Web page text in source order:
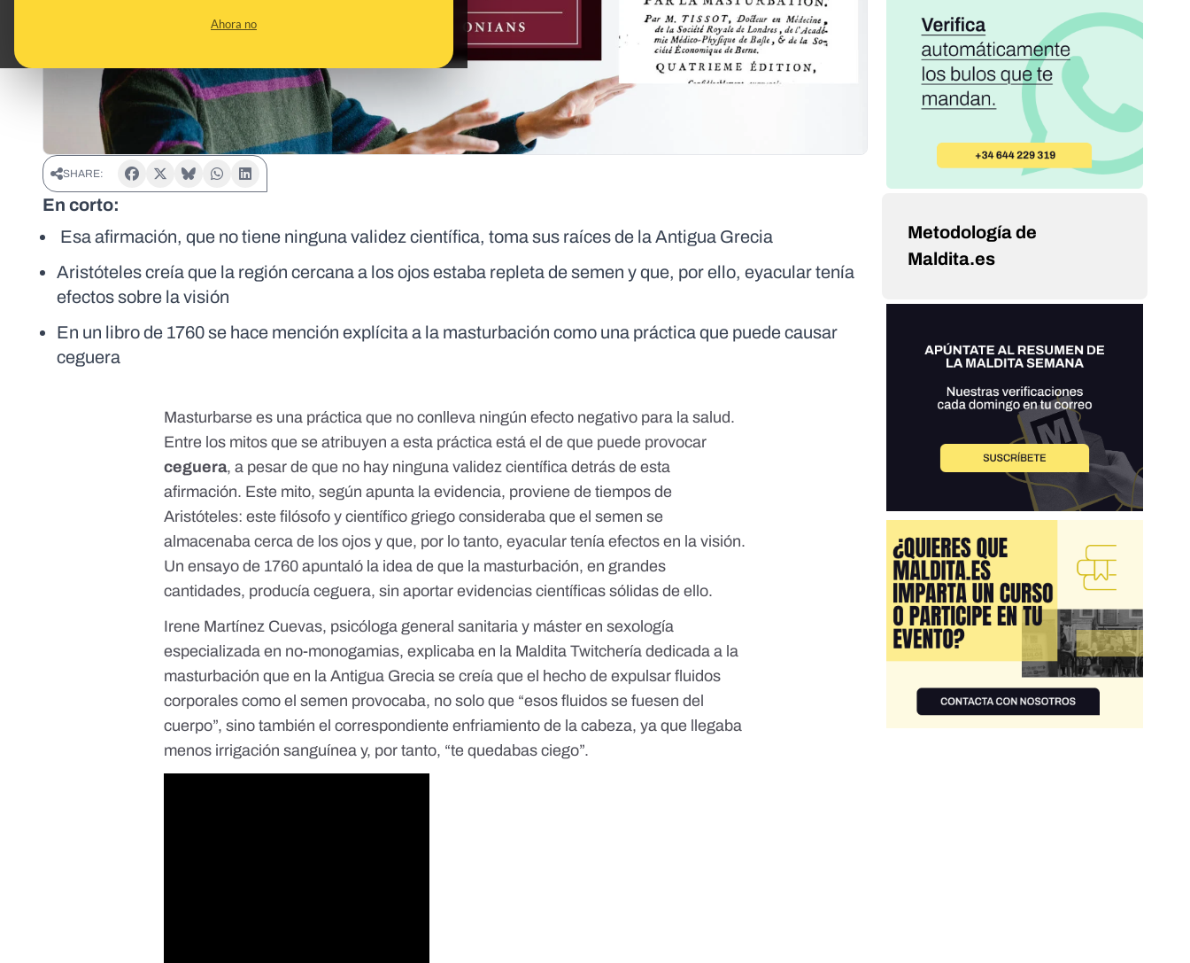
Ahora no
SHARE:
En corto:
Esa afirmación, que no tiene ninguna validez científica, toma sus raíces de la Antigua Grecia
Aristóteles creía que la región cercana a los ojos estaba repleta de semen y que, por ello, eyacular tenía
efectos sobre la visión
En un libro de 1760 se hace mención explícita a la masturbación como una práctica que puede causar
ceguera
Masturbarse es una práctica que no conlleva ningún efecto negativo para la salud.
Entre los mitos que se atribuyen a esta práctica está el de que puede provocar
ceguera, a pesar de que no hay ninguna validez científica detrás de esta
afirmación. Este mito, según apunta la evidencia, proviene de tiempos de
Aristóteles: este filósofo y científico griego consideraba que el semen se
almacenaba cerca de los ojos y que, por lo tanto, eyacular tenía efectos en la visión.
Un ensayo de 1760 apuntaló la idea de que la masturbación, en grandes
cantidades, producía ceguera, sin aportar evidencias científicas sólidas de ello.
Irene Martínez Cuevas, psicóloga general sanitaria y máster en sexología
especializada en no-monogamias, explicaba en la Maldita Twitchería dedicada a la
masturbación que en la Antigua Grecia se creía que el hecho de expulsar fluidos
corporales como el semen provocaba, no solo que “esos fluidos se fuesen del
cuerpo”, sino también el correspondiente enfriamiento de la cabeza, ya que llegaba
menos irrigación sanguínea y, por tanto, “te quedabas ciego”.
Metodología de
Maldita.es